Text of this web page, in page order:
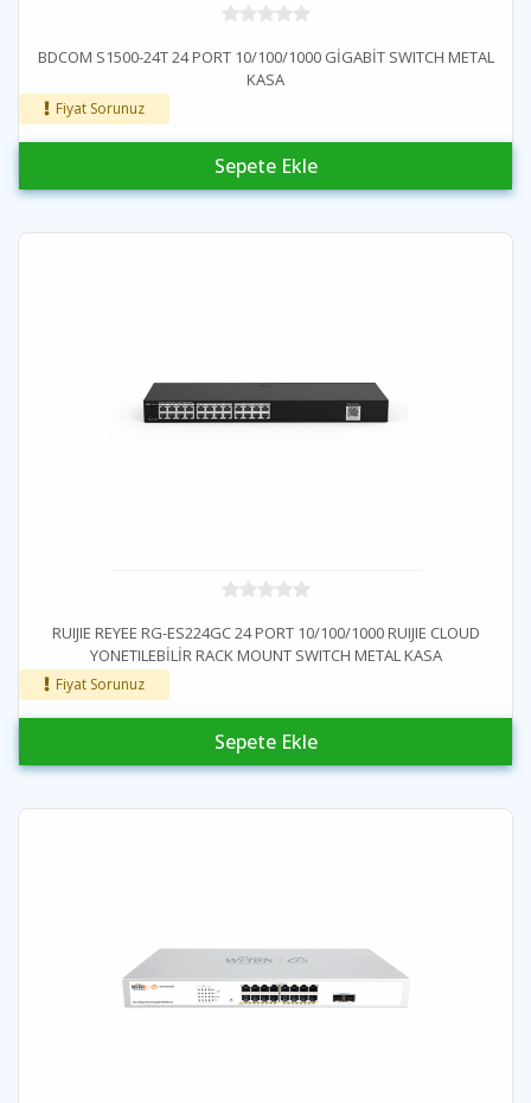
BDCOM S1500-24T 24 PORT 10/100/1000 GİGABİT SWITCH METAL
KASA
Fiyat Sorunuz
Sepete Ekle
RUIJIE REYEE RG-ES224GC 24 PORT 10/100/1000 RUIJIE CLOUD
YONETILEBİLİR RACK MOUNT SWITCH METAL KASA
Fiyat Sorunuz
Sepete Ekle